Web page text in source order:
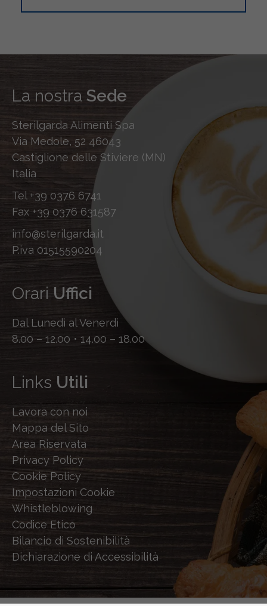
La nostra Sede
Sterilgarda Alimenti Spa
Via Medole, 52 46043
Castiglione delle Stiviere (MN)
Italia
Tel +39 0376 6741
Fax +39 0376 631587
info@sterilgarda.it
P.iva 01515590204
Orari Uffici
Dal Lunedì al Venerdì
8.00 – 12.00 • 14.00 – 18.00
Links Utili
Lavora con noi
Mappa del Sito
Area Riservata
Privacy Policy
Cookie Policy
Impostazioni Cookie
Whistleblowing
Codice Etico
Bilancio di Sostenibilità
Dichiarazione di Accessibilità